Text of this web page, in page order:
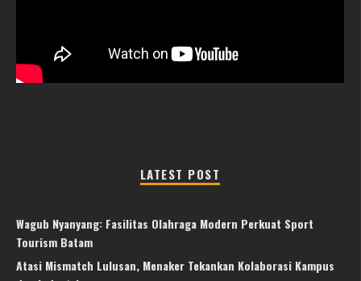
LATEST POST
Wagub Nyanyang: Fasilitas Olahraga Modern Perkuat Sport
Tourism Batam
Atasi Mismatch Lulusan, Menaker Tekankan Kolaborasi Kampus